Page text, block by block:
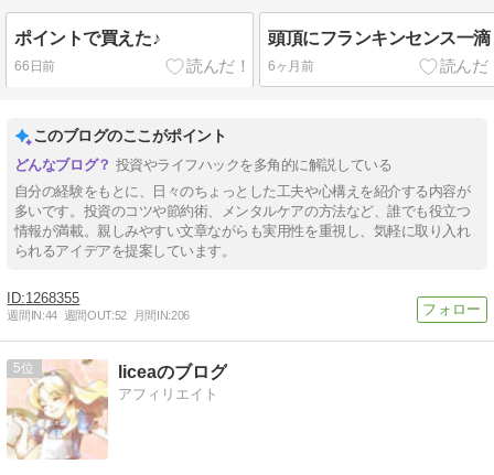
ポイントで買えた♪
66日前
頭頂にフランキンセンス一滴
6ヶ月前
このブログのここがポイント
投資やライフハックを多角的に解説している
自分の経験をもとに、日々のちょっとした工夫や心構えを紹介する内容が
多いです。投資のコツや節約術、メンタルケアの方法など、誰でも役立つ
情報が満載。親しみやすい文章ながらも実用性を重視し、気軽に取り入れ
られるアイデアを提案しています。
1268355
週間IN:44 週間OUT:52 月間IN:206
5 liceaのブログ
アフィリエイト